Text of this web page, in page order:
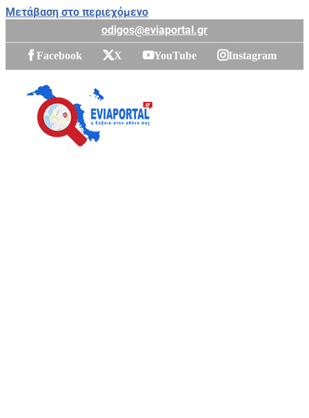
Μετάβαση στο περιεχόμενο
odigos@eviaportal.gr
Facebook X YouTube Instagram